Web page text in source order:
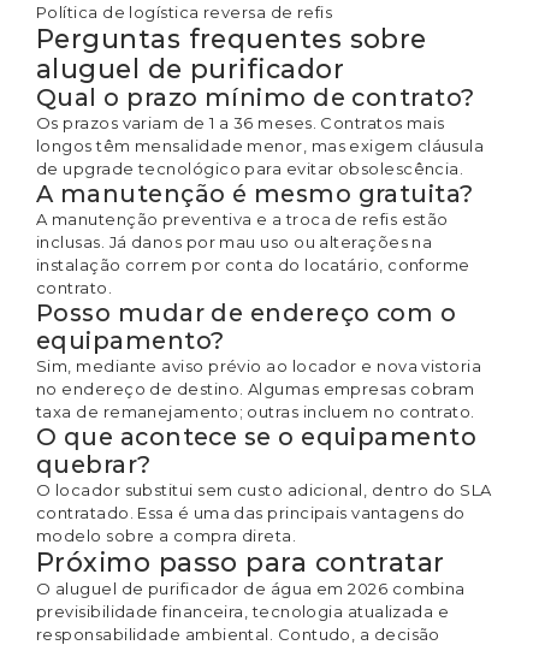
Política de logística reversa de refis
Perguntas frequentes sobre
aluguel de purificador
Qual o prazo mínimo de contrato?
Os prazos variam de 1 a 36 meses. Contratos mais
longos têm mensalidade menor, mas exigem cláusula
de upgrade tecnológico para evitar obsolescência.
A manutenção é mesmo gratuita?
A manutenção preventiva e a troca de refis estão
inclusas. Já danos por mau uso ou alterações na
instalação correm por conta do locatário, conforme
contrato.
Posso mudar de endereço com o
equipamento?
Sim, mediante aviso prévio ao locador e nova vistoria
no endereço de destino. Algumas empresas cobram
taxa de remanejamento; outras incluem no contrato.
O que acontece se o equipamento
quebrar?
O locador substitui sem custo adicional, dentro do SLA
contratado. Essa é uma das principais vantagens do
modelo sobre a compra direta.
Próximo passo para contratar
O aluguel de purificador de água em 2026 combina
previsibilidade financeira, tecnologia atualizada e
responsabilidade ambiental. Contudo, a decisão